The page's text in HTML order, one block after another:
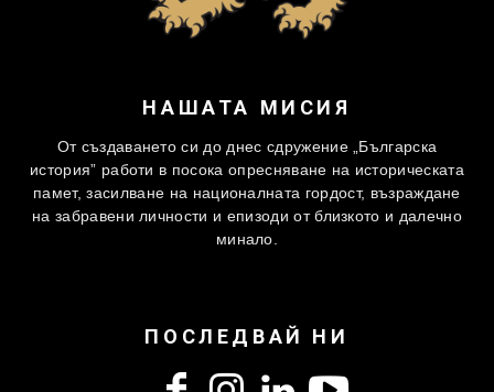
НАШАТА МИСИЯ
От създаването си до днес сдружение „Българска
история” работи в посока опресняване на историческата
памет, засилване на националната гордост, възраждане
на забравени личности и епизоди от близкото и далечно
минало.
ПОСЛЕДВАЙ НИ